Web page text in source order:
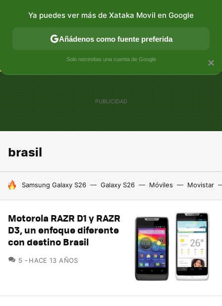
CONECTIVIDAD MÓVIL Y SOCIEDAD APLICACIONES
brasil
HOY SE HABLA DE
Samsung Galaxy S26 Galaxy S26 Móviles Movistar
Motorola RAZR D1 y RAZR
D3, un enfoque diferente
con destino Brasil
5 COMENTARIOS
HACE 13 AÑOS
×
Ya puedes ver más de Xataka Movil en Google
Añádenos como fuente preferida
Solo necesitas una cuenta de Google